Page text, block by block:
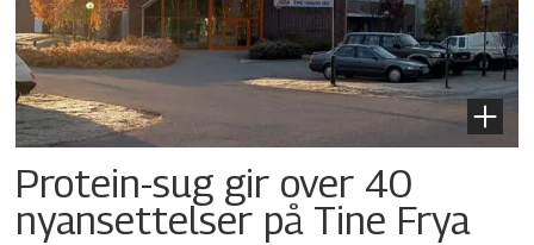
Protein-sug gir over 40
nyansettelser på Tine Frya